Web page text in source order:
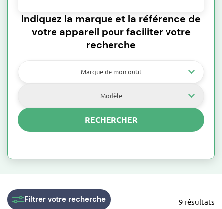
Indiquez la marque et la référence de
votre appareil pour faciliter votre
recherche
Marque de mon outil
Modèle
RECHERCHER
9 résultats
Filtrer votre recherche